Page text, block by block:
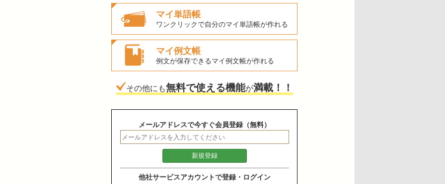
マイ単語帳
ワンクリックで自分のマイ単語帳が作れる
マイ例文帳
例文が保存できるマイ例文帳が作れる
その他にも無料で使える機能が満載！！
メールアドレスで今すぐ会員登録（無料）
他社サービスアカウントで登録・ログイン